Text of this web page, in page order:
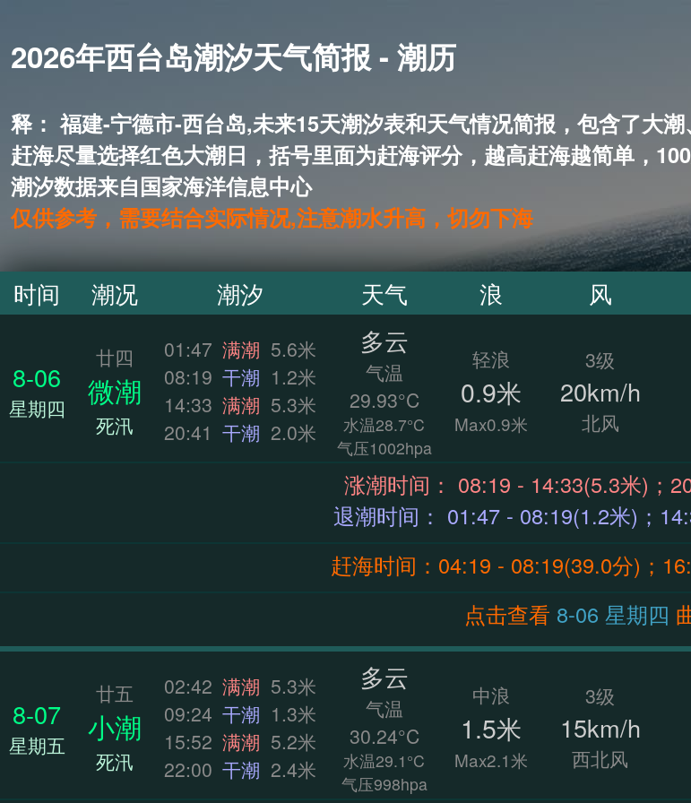
2026年西台岛潮汐天气简报 - 潮历
释： 福建-宁德市-西台岛,未来15天潮汐表和天气情况简报，包含了
赶海尽量选择红色大潮日，括号里面为赶海评分，越高赶海越简单，
潮汐数据来自国家海洋信息中心
仅供参考，需要结合实际情况,注意潮水升高，切勿下海
时间 潮况 潮汐 天气 浪 风
8-06
星期四
廿四
微潮
死汛
01:47 满潮 5.6米
08:19 干潮 1.2米
14:33 满潮 5.3米
20:41 干潮 2.0米
多云
气温
29.93°C
水温28.7°C
气压1002hpa
轻浪
0.9米
Max0.9米
3级
20km/h
北风
涨潮时间： 08:19 - 14:33(5.3
退潮时间： 01:47 - 08:19(1.2米
赶海时间：04:19 - 08:19(39.0分)；
点击查看
8-06 星期四
8-07
星期五
廿五
小潮
死汛
02:42 满潮 5.3米
09:24 干潮 1.3米
15:52 满潮 5.2米
22:00 干潮 2.4米
多云
气温
30.24°C
水温29.1°C
气压998hpa
中浪
1.5米
Max2.1米
3级
15km/h
西北风